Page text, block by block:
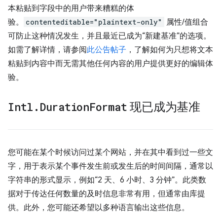
本粘贴到字段中的用户带来糟糕的体
验。
contenteditable="plaintext-only"
属性/值组合
可防止这种情况发生，并且最近已成为“新建基准”的选项。
如需了解详情，请参阅此公告帖子 ，了解如何为只想将文本
粘贴到内容中而无需其他任何内容的用户提供更好的编辑体
验。
Intl . DurationFormat 现已成为基准
您可能在某个时候访问过某个网站，并在其中看到过一些文
字，用于表示某个事件发生前或发生后的时间间隔，通常以
字符串的形式显示，例如“2 天、6 小时、3 分钟”。此类数
据对于传达任何数量的及时信息非常有用，但通常由库提
供。此外，您可能还希望以多种语言输出这些信息。